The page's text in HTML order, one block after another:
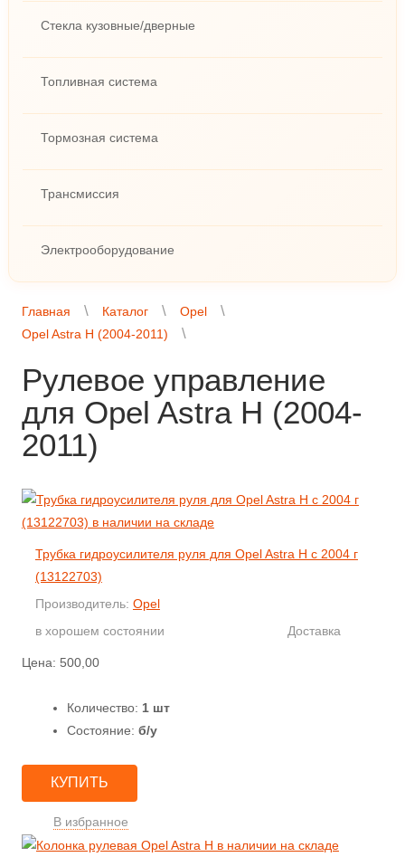
Стекла кузовные/дверные
Топливная система
Тормозная система
Трансмиссия
Электрооборудование
Главная Каталог
Opel
Opel Astra H (2004-2011)
Рулевое управление
для Opel Astra H (2004-
2011)
Трубка гидроусилителя руля для Opel Astra H с 2004 г
(13122703)
Производитель: Opel
в хорошем состоянии
Доставка
Цена: 500,00
Количество: 1 шт
Состояние: б/у
КУПИТЬ
В избранное